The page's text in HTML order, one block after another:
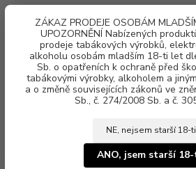
ZÁKAZ PRODEJE OSOBÁM
UPOZORNĚNÍ Nabízených
prodeje tabákových výrobků,
alkoholu osobám mladším 18-ti let
Sb. o opatřeních k ochraně před
tabákovými výrobky, alkoholem a
a o změně souvisejících zákonů ve
Sb., č. 274/2008 Sb. a č.
NE, nejsem starší 18-
ANO, jsem starší